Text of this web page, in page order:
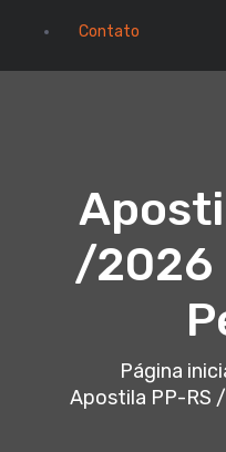
Contato
/2026
Página
Apostila PP-RS